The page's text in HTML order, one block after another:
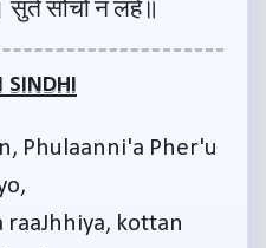
सुते सोंचो न लहे॥
SINDHI
Phulaanni'a Pher'u
kottan